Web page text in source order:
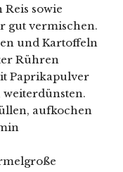
sowie
gut vermischen.
und Kartoffeln
Rühren
Paprikapulver
aufkochen